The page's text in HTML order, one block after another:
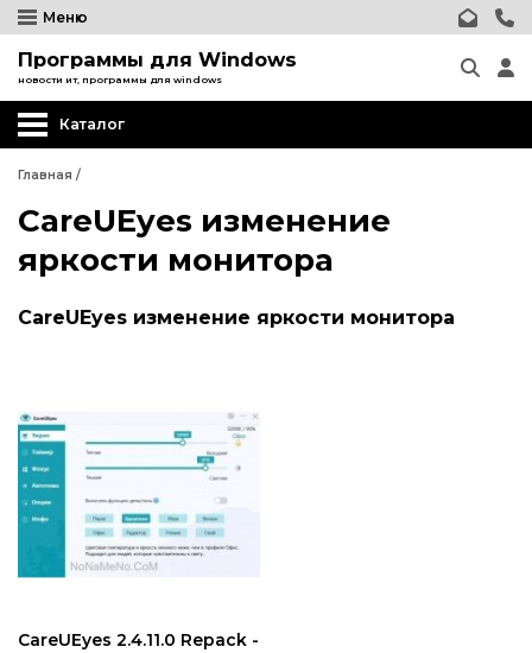
Меню
Программы для Windows
новости ит, программы для windows
Каталог
Главная /
CareUEyes изменение
яркости монитора
CareUEyes изменение яркости монитора
CareUEyes 2.4.11.0 Repack -